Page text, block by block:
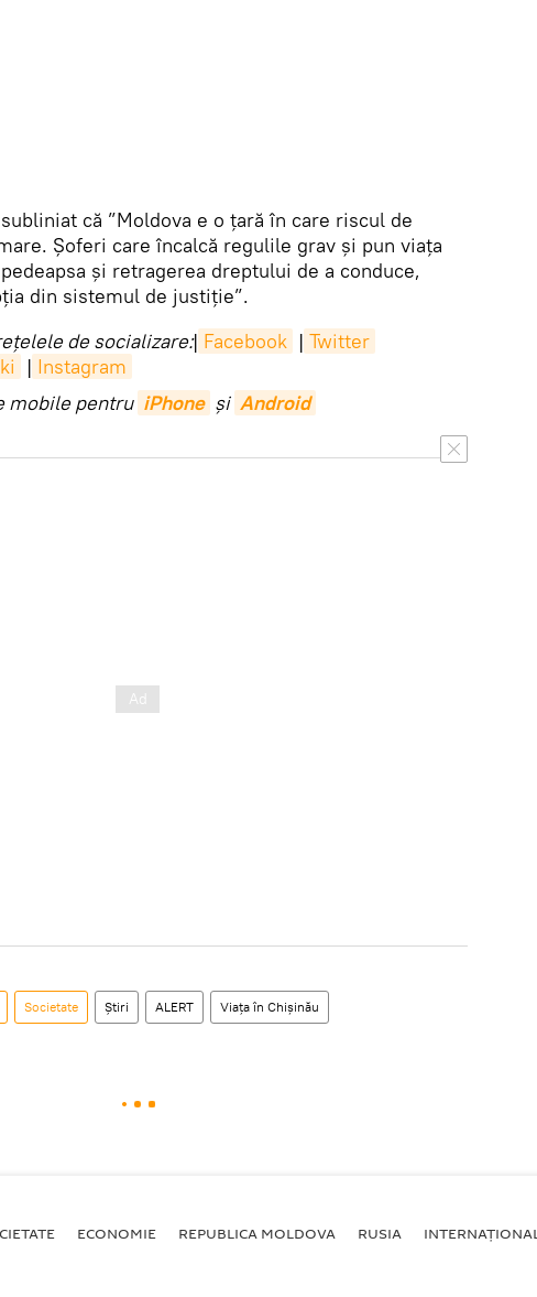
că ”Moldova e o țară în care riscul de
Șoferi care încalcă regulile grav și pun viața
și retragerea dreptului de a conduce,
din sistemul de justiție”.
de socializare:| Facebook | Twitter
| Instagram
mobile pentru iPhone și Android
Societate Știri ALERT Viața în Chișinău
ECONOMIE REPUBLICA MOLDOVA RUSIA INTERNAȚIONAL